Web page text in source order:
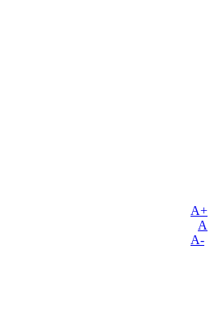
A+
A
A-